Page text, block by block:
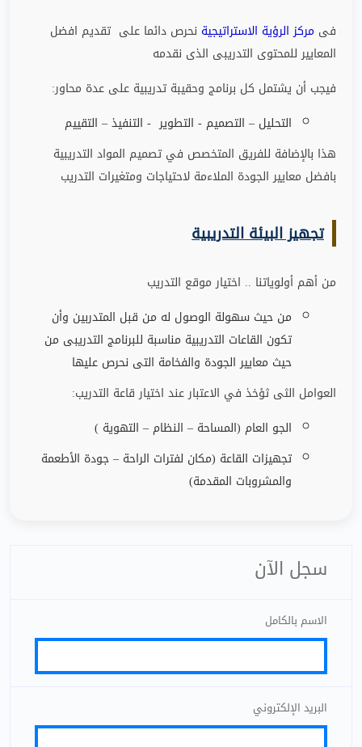
فى مركز الرؤية الاستراتيجية نحرص دائما على تقديم افضل
المعايير للمحتوى التدريبى الذى نقدمه
فيجب أن يشتمل كل برنامج وحقيبة تدريبية على عدة محاور:
التحليل – التصميم - التطوير - التنفيذ – التقييم
هذا بالإضافة للفريق المتخصص في تصميم المواد التدريبية
بافضل معايير الجودة الملاءمة لاحتياجات ومتغيرات التدريب
تجهيز البيئة التدريبية
من أهم أولوياتنا .. اختيار موقع التدريب
من حيث سهولة الوصول له من قبل المتدربين وأن
تكون القاعات التدريبية مناسبة للبرنامج التدريبى من
حيث معايير الجودة والفخامة التى نحرص عليها
العوامل الثى ثؤخذ في الاعتبار عند اختيار قاعة التدريب:
الجو العام (المساحة – النظام – التهوية )
تجهيزات القاعة (مكان لفترات الراحة –جودة الأطعمة
والمشروبات المقدمة)
سجل الآن
الاسم بالكامل
البريد الإلكتروني